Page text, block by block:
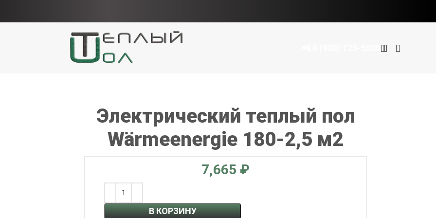
Электрический теплый пол
Wärmeenergie 180-2,5 м2
₽
В КОРЗИНУ